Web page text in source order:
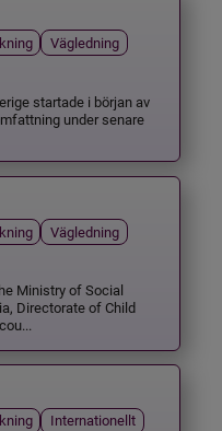
Vägledning
startade i början av
under senare
Vägledning
Ministry of Social
Directorate of Child
Internationellt